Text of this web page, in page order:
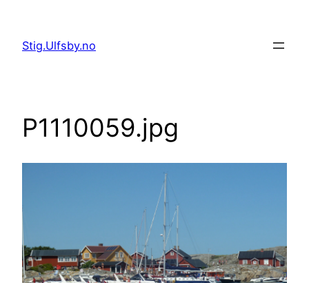
innhold
Stig.Ulfsby.no
P1110059.jpg